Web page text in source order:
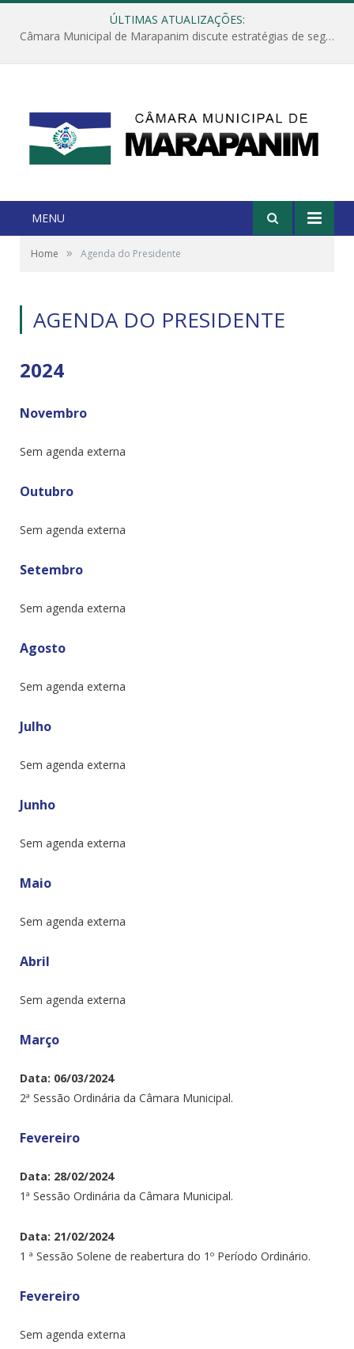
ÚLTIMAS ATUALIZAÇÕES:
Câmara Municipal de Marapanim discute estratégias de segurança com autoridades e poder executivo
MENU
Home » Agenda do Presidente
AGENDA DO PRESIDENTE
2024
Novembro
Sem agenda externa
Outubro
Sem agenda externa
Setembro
Sem agenda externa
Agosto
Sem agenda externa
Julho
Sem agenda externa
Junho
Sem agenda externa
Maio
Sem agenda externa
Abril
Sem agenda externa
Março
Data: 06/03/2024
2ª Sessão Ordinária da Câmara Municipal.
Fevereiro
Data: 28/02/2024
1ª Sessão Ordinária da Câmara Municipal.
Data: 21/02/2024
1 ª Sessão Solene de reabertura do 1º Período Ordinário.
Fevereiro
Sem agenda externa